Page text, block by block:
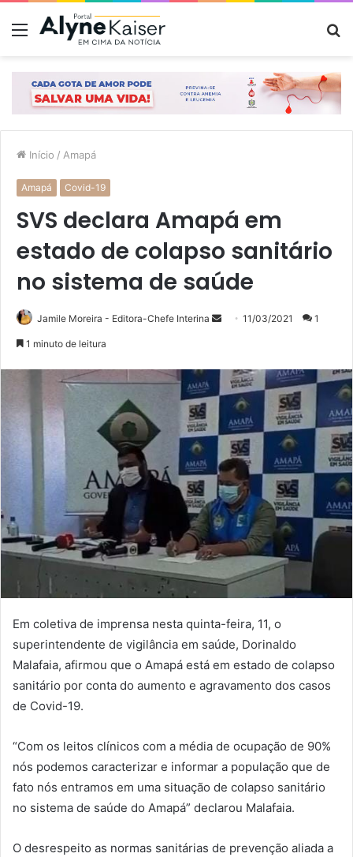
Menu
Início / Amapá
Amapá Covid-19
SVS declara Amapá em
estado de colapso sanitário
no sistema de saúde
Jamile Moreira - Editora-Chefe Interina
Mande
mail
11/03/2021 1
1 minuto de leitura
Em coletiva de imprensa nesta quinta-feira, 11, o
superintendente de vigilância em saúde, Dorinaldo
Malafaia, afirmou que o Amapá está em estado de colapso
sanitário por conta do aumento e agravamento dos casos
de Covid-19.
“Com os leitos clínicos com a média de ocupação de 90%
nós podemos caracterizar e informar a população que de
fato nós entramos em uma situação de colapso sanitário
no sistema de saúde do Amapá” declarou Malafaia.
O desrespeito as normas sanitárias de prevenção aliada a